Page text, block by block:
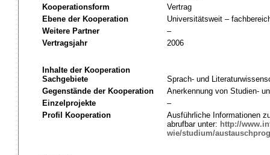
Kooperationsform
Vertrag
Ebene der Kooperation
Universitätsweit –
Weitere Partner
–
Vertragsjahr
2006
Inhalte der Kooperation
Sachgebiete
Sprach- und
Gegenstände der Kooperation
Anerkennung von Studien-
Einzelprojekte
–
Profil Kooperation
Ausführliche Informationen
abrufbar unter: http://
wie/studium/